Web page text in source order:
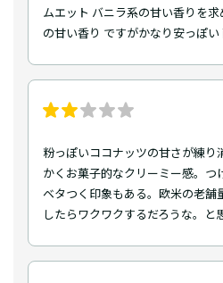
ムエット バニラ系の甘い香りを
の甘い香り ですがかなり安っぽい
粉っぽいココナッツの甘さが練り
かくお菓子的なクリーミー感。
ベタつく印象もある。欧米の老舗
したらワクワクするだろうな。と